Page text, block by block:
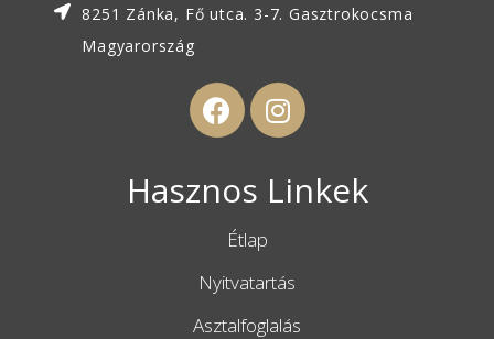
8251 Zánka, Fő utca. 3-7. Gasztrokocsma
Magyarország
Hasznos Linkek
Étlap
Nyitvatartás
Asztalfoglalás